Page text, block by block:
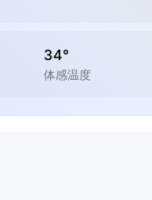
34°
体感温度